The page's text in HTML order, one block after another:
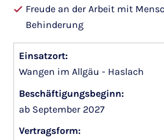
Freude an der Arbeit mit
Behinderung
Einsatzort:
Wangen im Allgäu - Haslach
Beschäftigungsbeginn:
ab September 2027
Vertragsform: